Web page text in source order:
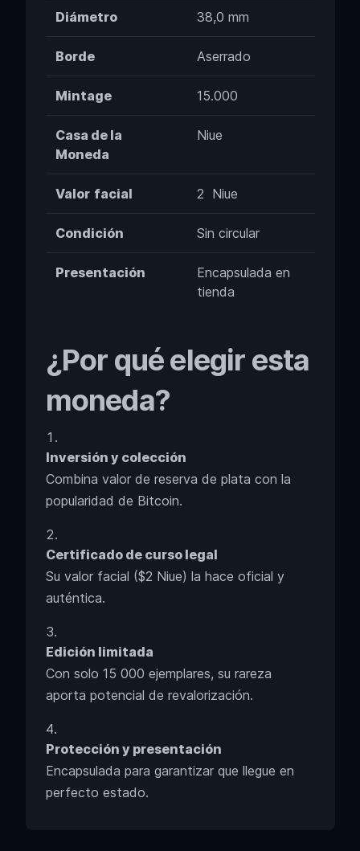
Diámetro 38,0 mm
Borde Aserrado
Mintage 15.000
Casa de la
Moneda
Niue
Valor facial 2 Niue
Condición Sin circular
Presentación
Encapsulada en
tienda
¿Por qué elegir esta
moneda?
Inversión y colección
Combina valor de reserva de plata con la
popularidad de Bitcoin.
Certificado de curso legal
Su valor facial ($2 Niue) la hace oficial y
auténtica.
Edición limitada
Con solo 15 000 ejemplares, su rareza
aporta potencial de revalorización.
Protección y presentación
Encapsulada para garantizar que llegue en
perfecto estado.